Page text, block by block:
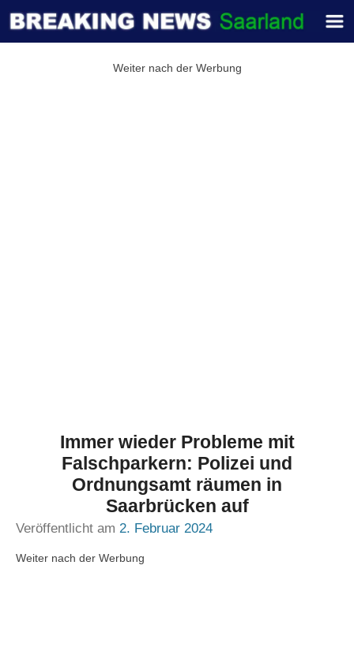
Weiter nach der Werbung
Immer wieder Probleme mit
Falschparkern: Polizei und
Ordnungsamt räumen in
Saarbrücken auf
Veröffentlicht am 2. Februar 2024
Weiter nach der Werbung